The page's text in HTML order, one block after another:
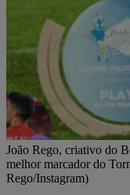
João Rego, criativo do
melhor marcador do
Rego/Instagram)